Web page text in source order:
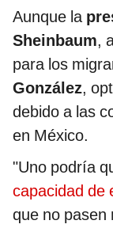
Aunque la
Sheinbaum,
para los
González,
debido a las
en México.
"Uno podría
capacidad de
que no pasen